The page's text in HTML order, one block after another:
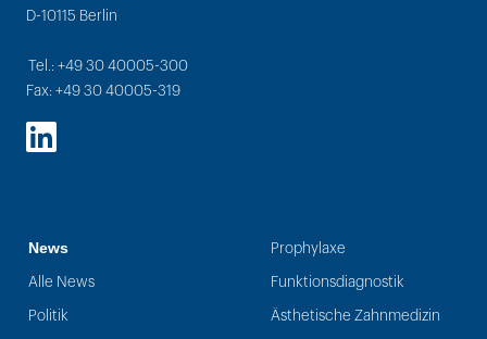
D-10115 Berlin
Tel.: +49 30 40005-300
Fax: +49 30 40005-319
LinkedIn
News
Alle News
Politik
Prophylaxe
Funktionsdiagnostik
Ästhetische Zahnmedizin